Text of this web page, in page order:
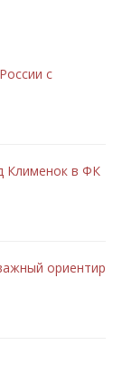
с
Клименок в ФК
ориентир